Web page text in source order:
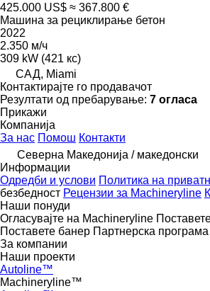
425.000 US$ ≈ 367.800 €
Машина за рециклирање бетон
2022
2.350 м/ч
309 kW (421 кс)
САД, Miami
Контактирајте го продавачот
Резултати од пребарување: 7 огласа
Прикажи
Компанија
За нас Помош Контакти
Северна Македонија / македонски
Информации
Одредби и услови Политика на
безбедност Рецензии за Machineryline
Наши понуди
Огласувајте на Machineryline
Поставете банер Партнерска програма
За компании
Наши проекти
Autoline™
Machineryline™